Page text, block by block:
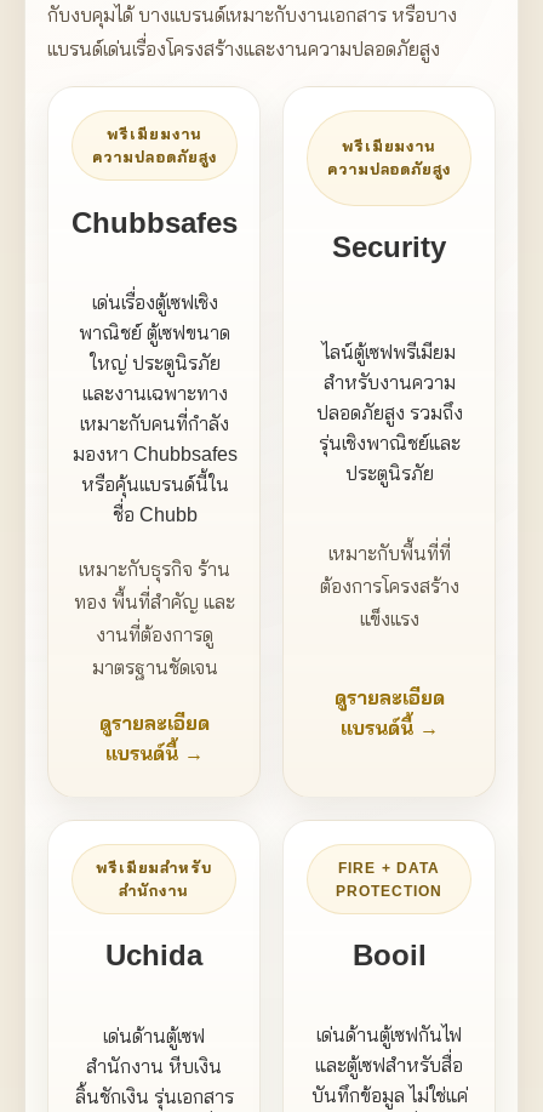
กับงบคุมได้ บางแบรนด์เหมาะกับงานเอกสาร หรือบาง
แบรนด์เด่นเรื่องโครงสร้างและงานความปลอดภัยสูง
พรีเมียมงาน
ความปลอดภัยสูง
Chubbsafes
เด่นเรื่องตู้เซฟเชิง
พาณิชย์ ตู้เซฟขนาด
ใหญ่ ประตูนิรภัย
และงานเฉพาะทาง
เหมาะกับคนที่กำลัง
มองหา Chubbsafes
หรือคุ้นแบรนด์นี้ใน
ชื่อ Chubb
เหมาะกับธุรกิจ ร้าน
ทอง พื้นที่สำคัญ และ
งานที่ต้องการดู
มาตรฐานชัดเจน
ดูรายละเอียด
แบรนด์นี้ →
พรีเมียมงาน
ความปลอดภัยสูง
Security
ไลน์ตู้เซฟพรีเมียม
สำหรับงานความ
ปลอดภัยสูง รวมถึง
รุ่นเชิงพาณิชย์และ
ประตูนิรภัย
เหมาะกับพื้นที่ที่
ต้องการโครงสร้าง
แข็งแรง
ดูรายละเอียด
แบรนด์นี้ →
พรีเมียมสำหรับ
สำนักงาน
Uchida
เด่นด้านตู้เซฟ
สำนักงาน หีบเงิน
ลิ้นชักเงิน รุ่นเอกสาร
FIRE + DATA
PROTECTION
Booil
เด่นด้านตู้เซฟกันไฟ
และตู้เซฟสำหรับสื่อ
บันทึกข้อมูล ไม่ใช่แค่